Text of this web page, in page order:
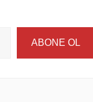
ABONE OL